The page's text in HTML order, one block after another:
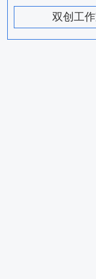
双创工